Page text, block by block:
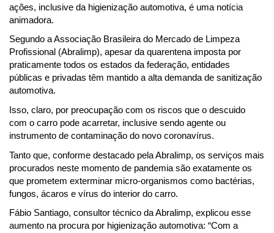
ações, inclusive da higienização automotiva, é uma notícia
animadora.
Segundo a Associação Brasileira do Mercado de Limpeza
Profissional (Abralimp), apesar da quarentena imposta por
praticamente todos os estados da federação, entidades
públicas e privadas têm mantido a alta demanda de sanitização
automotiva.
Isso, claro, por preocupação com os riscos que o descuido
com o carro pode acarretar, inclusive sendo agente ou
instrumento de contaminação do novo coronavírus.
Tanto que, conforme destacado pela Abralimp, os serviços mais
procurados neste momento de pandemia são exatamente os
que prometem exterminar micro-organismos como bactérias,
fungos, ácaros e vírus do interior do carro.
Fábio Santiago, consultor técnico da Abralimp, explicou esse
aumento na procura por higienização automotiva: “Com a